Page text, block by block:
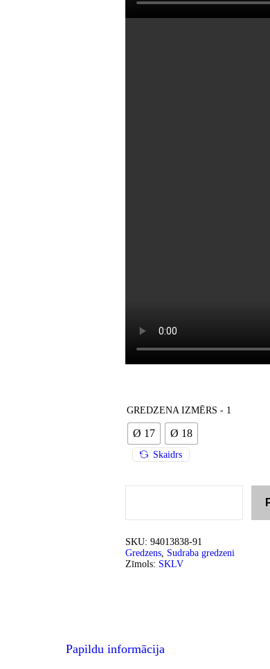
GREDZENA IZMĒRS - 1
Ø 17 Ø 18
Skaidrs
SKU: 94013838-91
Gredzens, Sudraba gredzeni
Zīmols: SKLV
Papildu informācija